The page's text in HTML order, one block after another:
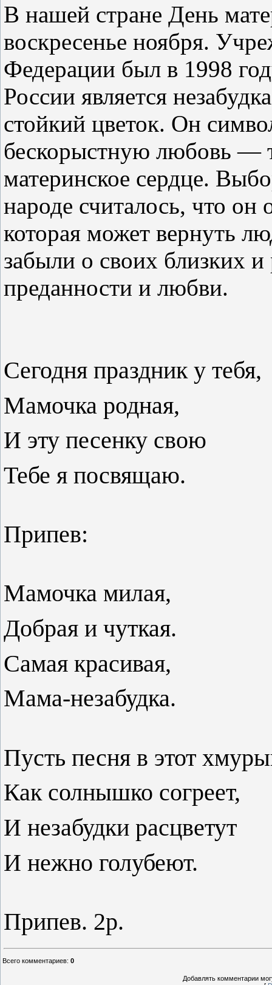
В нашей стране День
воскресенье ноября.
Федерации был в 1998
России является
стойкий цветок. Он
бескорыстную любовь —
материнское сердце.
народе считалось, что он
которая может вернуть
забыли о своих близких
преданности и любви.
Сегодня праздник у тебя,
Мамочка родная,
И эту песенку свою
Тебе я посвящаю.
Припев:
Мамочка милая,
Добрая и чуткая.
Самая красивая,
Мама-незабудка.
Пусть песня в этот
Как солнышко согреет,
И незабудки расцветут
И нежно голубеют.
Припев. 2р.
Всего комментариев: 0
Добавлять комментарии